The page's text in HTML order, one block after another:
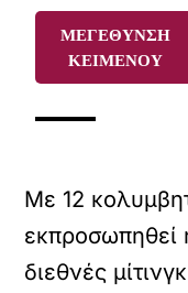
ΜΕΓΕΘΥΝΣΗ
ΚΕΙΜΕΝΟΥ
Με 12
διεθνές